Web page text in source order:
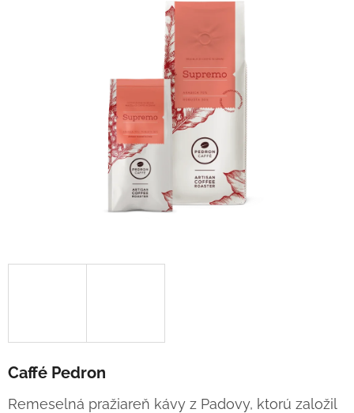
Caffé Pedron
Remeselná pražiareň kávy z Padovy, ktorú založil